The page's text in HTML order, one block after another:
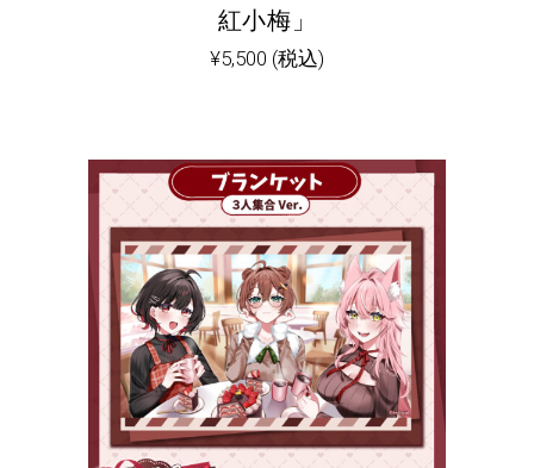
紅小梅」
¥5,500 (税込)